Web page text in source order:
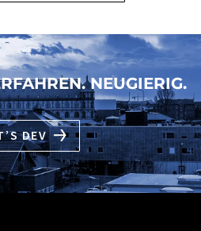
NEUGIERIG.
DEV